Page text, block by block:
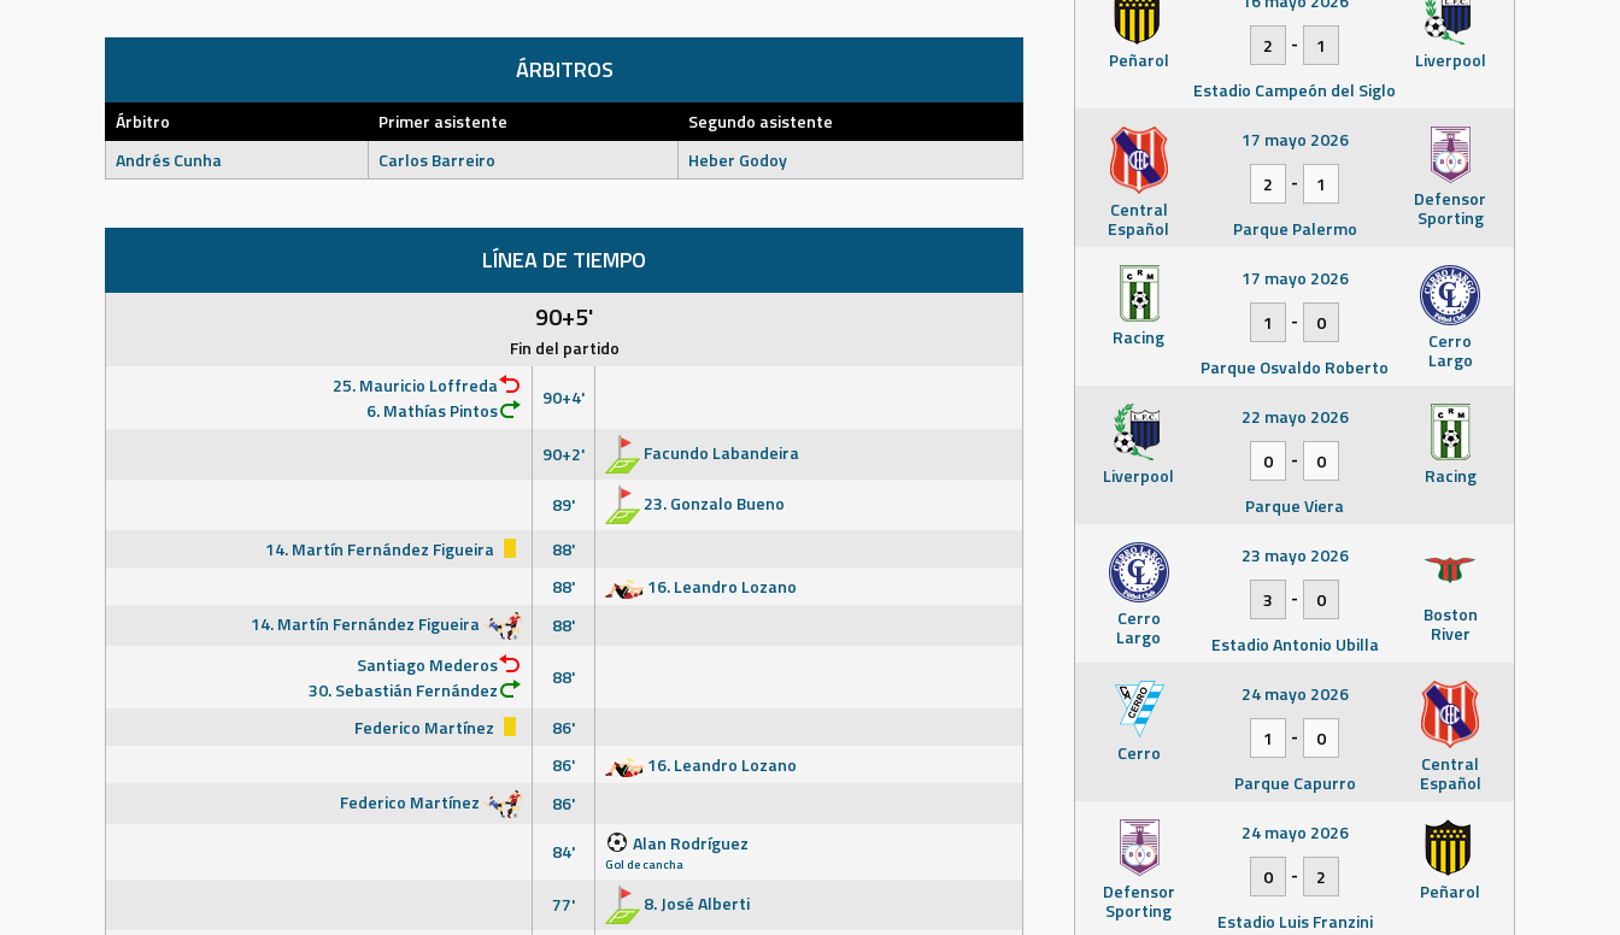
ÁRBITROS
Árbitro Primer asistente
Segundo asistente
Andrés Cunha
Carlos Barreiro Heber Godoy
LÍNEA DE TIEMPO
90+5'
Fin del partido
25. Mauricio Loffreda
6. Mathías Pintos
90+4'
90+2' Facundo Labandeira
89'
23. Gonzalo Bueno
14. Martín Fernández Figueira
88'
88'
16. Leandro Lozano
14. Martín Fernández Figueira
88'
Santiago Mederos
30. Sebastián Fernández
88'
Federico Martínez
86'
86'
16. Leandro Lozano
Federico Martínez
86'
84'
Alan Rodríguez
Gol de cancha
77'
8. José Alberti
Peñarol Liverpool
2
-
1
Estadio Campeón del Siglo
Central
Español
Defensor
Sporting
17 mayo 2026
2
-
1
Parque Palermo
Racing Cerro
Largo
17 mayo 2026
1
-
0
Parque Osvaldo Roberto
Liverpool Racing
22 mayo 2026
0
-
0
Parque Viera
Cerro
Largo
Boston
River
23 mayo 2026
3
-
0
Estadio Antonio Ubilla
Cerro Central
Español
24 mayo 2026
1
-
0
Parque Capurro
Defensor
Sporting
Peñarol
24 mayo 2026
0
-
2
Estadio Luis Franzini